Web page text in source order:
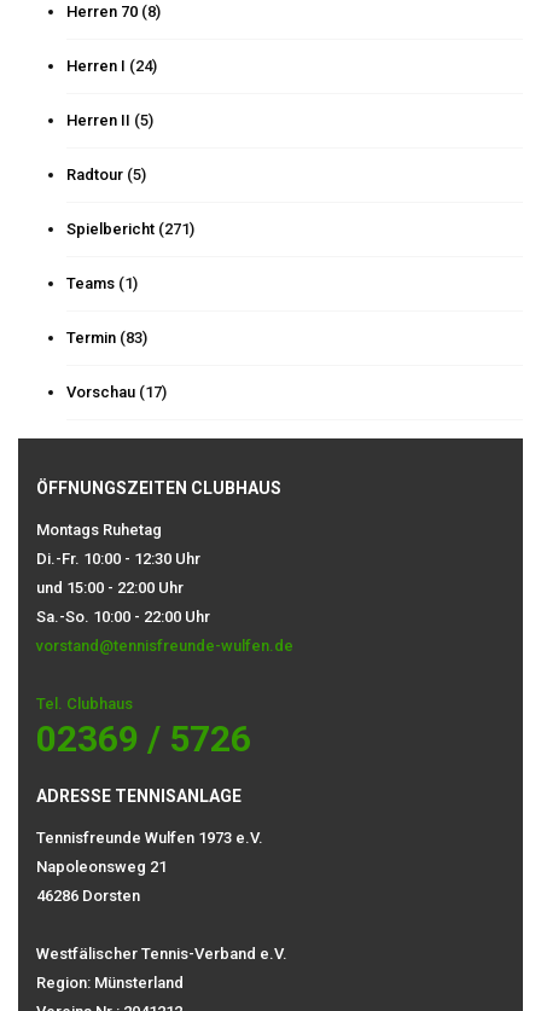
Herren 70 (8)
Herren I (24)
Herren II (5)
Radtour (5)
Spielbericht (271)
Teams (1)
Termin (83)
Vorschau (17)
ÖFFNUNGSZEITEN CLUBHAUS
Montags Ruhetag
Di.-Fr. 10:00 - 12:30 Uhr
und 15:00 - 22:00 Uhr
Sa.-So. 10:00 - 22:00 Uhr
vorstand@tennisfreunde-wulfen.de
Tel. Clubhaus
02369 / 5726
ADRESSE TENNISANLAGE
Tennisfreunde Wulfen 1973 e.V.
Napoleonsweg 21
46286 Dorsten
Westfälischer Tennis-Verband e.V.
Region: Münsterland